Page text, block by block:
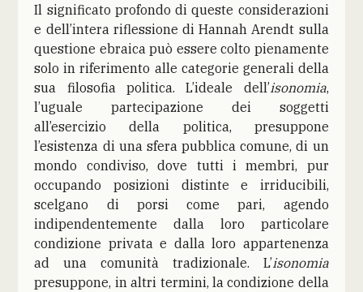
Il significato profondo di queste considerazioni
e dell’intera riflessione di Hannah Arendt sulla
questione ebraica può essere colto pienamente
solo in riferimento alle categorie generali della
sua filosofia politica. L’ideale dell’isonomia,
l’uguale partecipazione dei soggetti
all’esercizio della politica, presuppone
l’esistenza di una sfera pubblica comune, di un
mondo condiviso, dove tutti i membri, pur
occupando posizioni distinte e irriducibili,
scelgano di porsi come pari, agendo
indipendentemente dalla loro particolare
condizione privata e dalla loro appartenenza
ad una comunità tradizionale. L’isonomia
presuppone, in altri termini, la condizione della